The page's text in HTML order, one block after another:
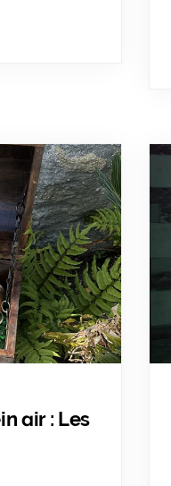
air : Les